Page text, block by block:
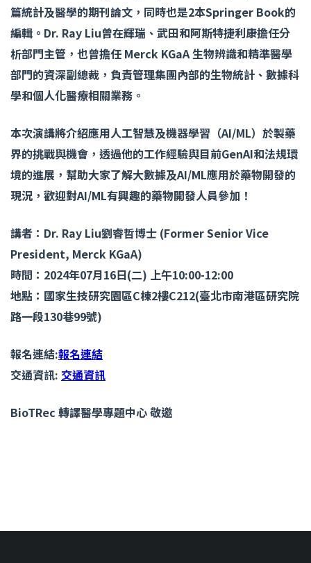
篇統計及醫學的期刊論文，同時也是2本Springer Book的
編輯。 Dr. Ray Liu曾在輝瑞、武田和阿斯特捷利康擔任分
析部門主管，也曾擔任Merck KGaA生物辨識和精準醫學
部門的資深副總裁，負責管理集團內部的生物統計、數據科
學和個人化醫療相關業務。
本次演講將介紹應用人工智慧及機器學習（AI/ML）於製藥
界的挑戰與機會，透過他的工作經驗與目前GenAI和法規環
境的進展，幫助大家了解大數據及AI/ML應用於藥物開發的
現況，歡迎對AI/ML有興趣的藥物開發人員參加！
講者： Dr. Ray Liu劉睿哲博士 (Former Senior Vice
President, Merck KGaA)
時間： 2024年07月16日(二) 上午10:00-12:00
地點：國家生技研究園區C棟2樓C212(臺北市南港區研究院
路一段130巷99號)
報名連結:報名連結
交通資訊: 交通資訊
BioTRec 轉譯醫學專題中心敬邀